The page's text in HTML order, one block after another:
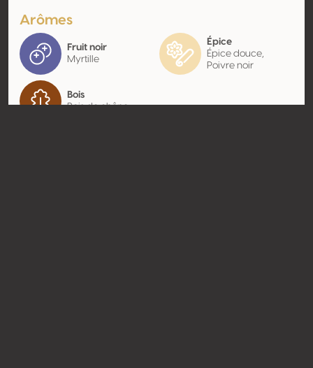
Arômes
Fruit noir
Myrtille
Épice
Épice douce,
Poivre noir
Bois
Bois de chêne